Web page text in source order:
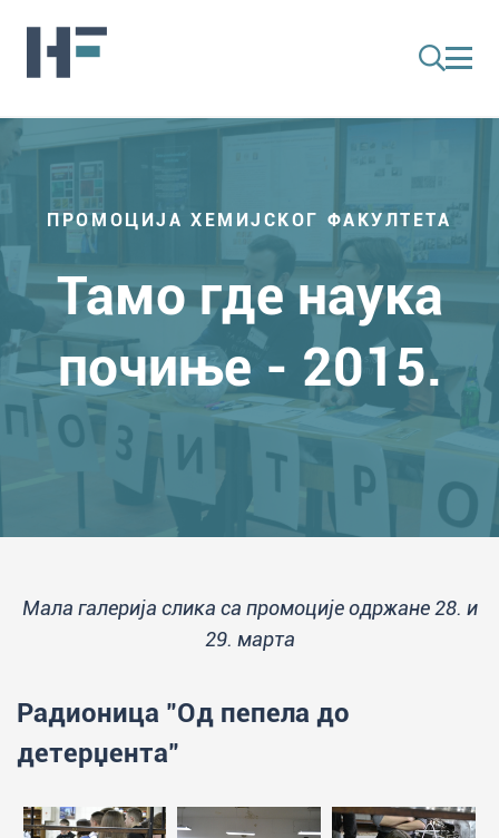
ПРОМОЦИЈА ХЕМИЈСКОГ ФАКУЛТЕТА
Тамо где наука
почиње - 2015.
Мала галерија слика са промоције одржане 28. и
29. марта
Радионица "Од пепела до
детерџента"